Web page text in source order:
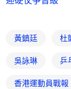
黃鎮廷 杜
吳詠琳 乒
香港運動員戰報